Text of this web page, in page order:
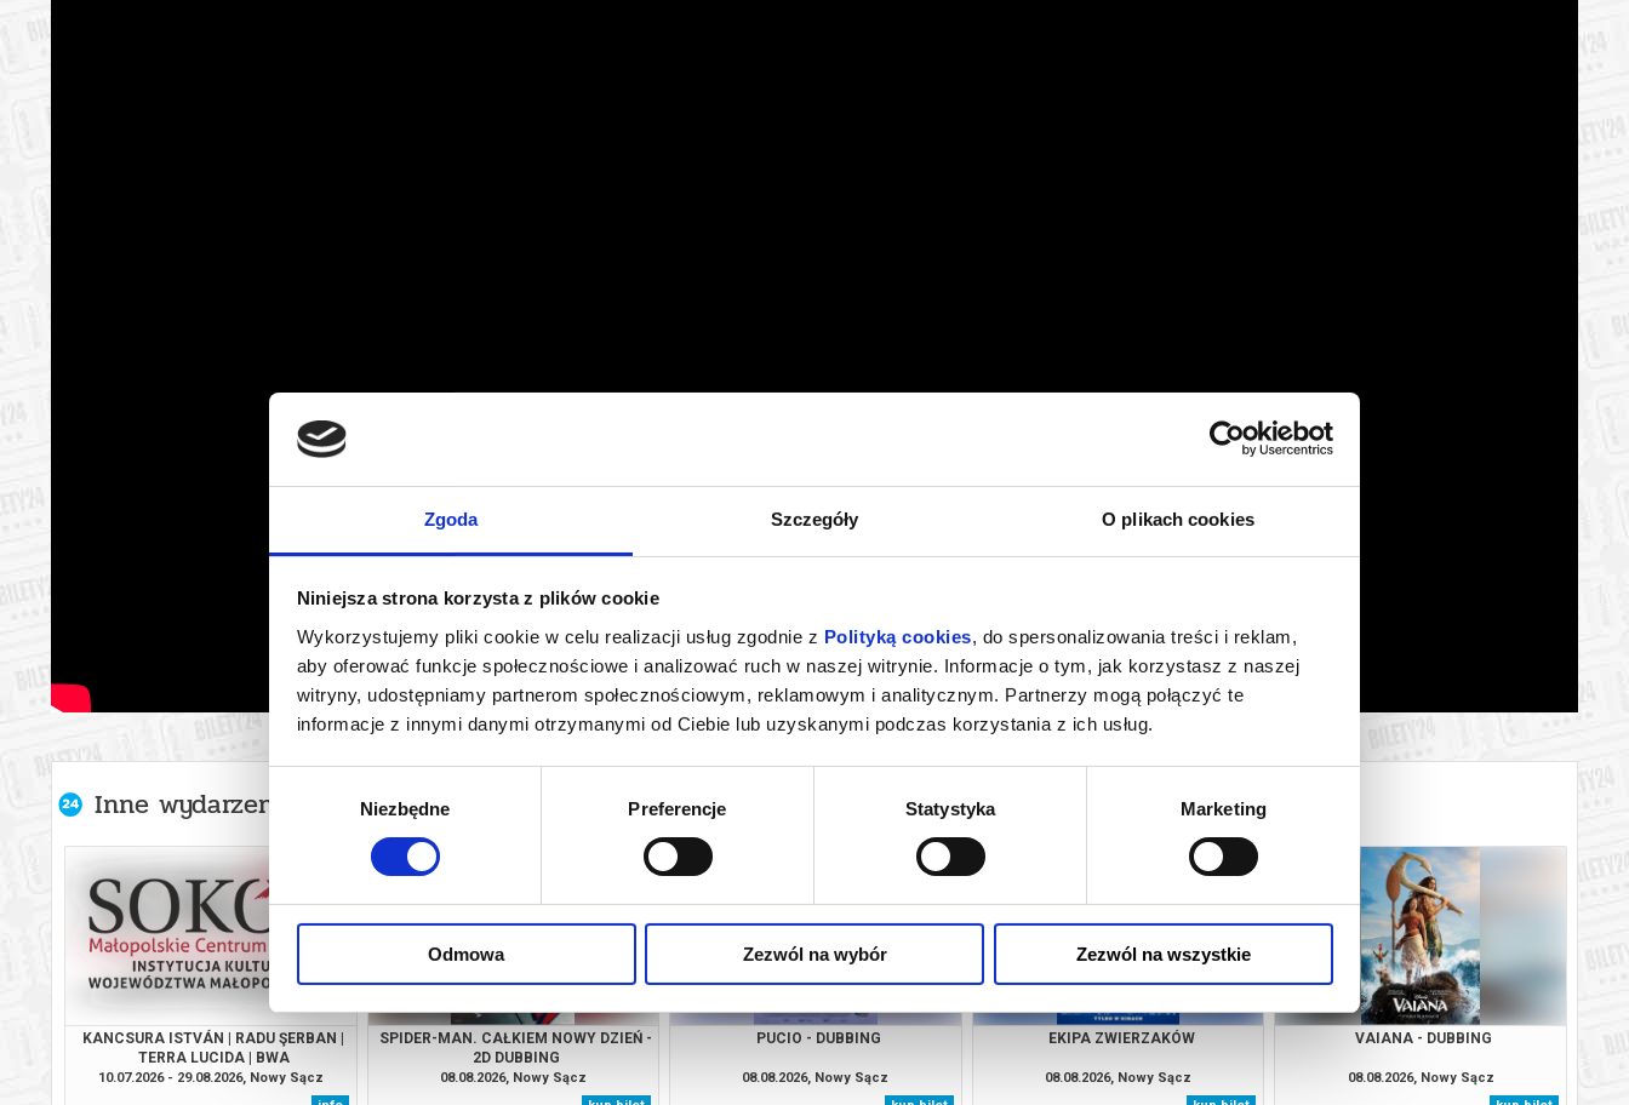
Zgoda Szczegóły O plikach cookies
Niniejsza strona korzysta z plików cookie
Wykorzystujemy pliki cookie w celu realizacji usług zgodnie z Polityką cookies, do spersonalizowania treści i reklam,
aby oferować funkcje społecznościowe i analizować ruch w naszej witrynie. Informacje o tym, jak korzystasz z naszej
witryny, udostępniamy partnerom społecznościowym, reklamowym i analitycznym. Partnerzy mogą połączyć te
informacje z innymi danymi otrzymanymi od Ciebie lub uzyskanymi podczas korzystania z ich usług.
zgody
Niezbędne Preferencje Statystyka Marketing
Odmowa Zezwól na wybór Zezwól na wszystkie
Inne wydarzenia organizatora
KANCSURA ISTVÁN | RADU ŞERBAN |
TERRA LUCIDA | BWA
10.07.2026 - 29.08.2026, Nowy Sącz
SPIDER-MAN. CAŁKIEM NOWY DZIEŃ -
2D DUBBING
08.08.2026, Nowy Sącz
PUCIO - DUBBING
08.08.2026, Nowy Sącz
EKIPA ZWIERZAKÓW
08.08.2026, Nowy Sącz
VAIANA - DUBBING
08.08.2026, Nowy Sącz